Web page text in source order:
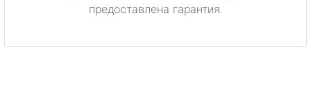
предоставлена гарантия.